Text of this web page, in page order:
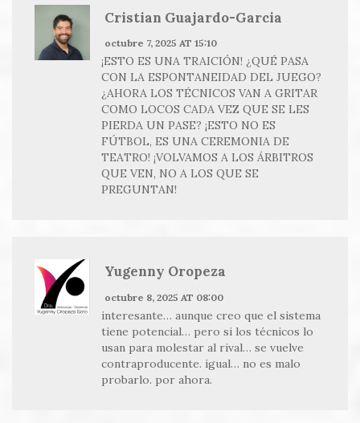
Cristian Guajardo-Garcia
octubre 7, 2025 AT 15:10
¡ESTO ES UNA TRAICIÓN! ¿QUÉ PASA
CON LA ESPONTANEIDAD DEL JUEGO?
¿AHORA LOS TÉCNICOS VAN A GRITAR
COMO LOCOS CADA VEZ QUE SE LES
PIERDA UN PASE? ¡ESTO NO ES
FÚTBOL, ES UNA CEREMONIA DE
TEATRO! ¡VOLVAMOS A LOS ÁRBITROS
QUE VEN, NO A LOS QUE SE
PREGUNTAN!
Yugenny Oropeza
octubre 8, 2025 AT 08:00
interesante… aunque creo que el sistema
tiene potencial… pero si los técnicos lo
usan para molestar al rival… se vuelve
contraproducente. igual… no es malo
probarlo. por ahora.